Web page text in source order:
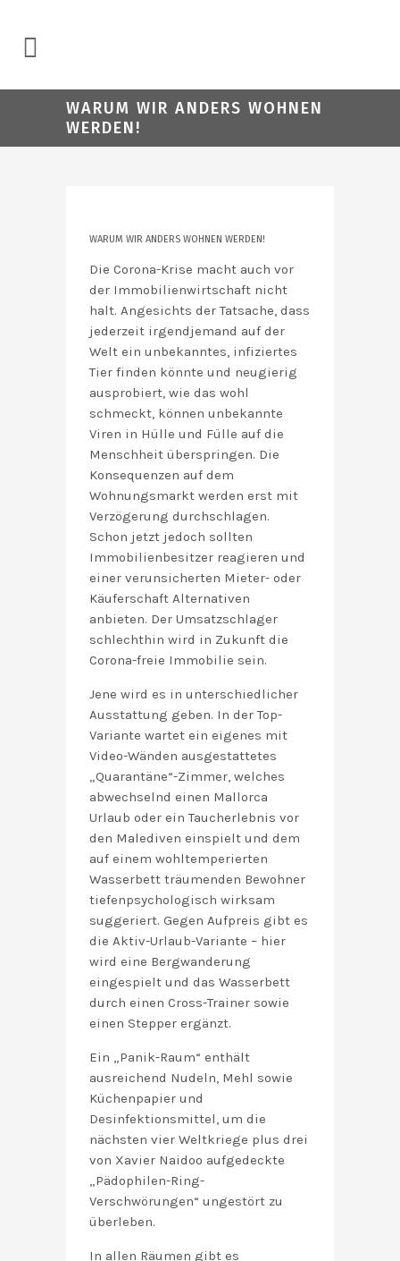
WARUM WIR ANDERS WOHNEN
WERDEN!
WARUM WIR ANDERS WOHNEN WERDEN!
Die Corona-Krise macht auch vor
der Immobilienwirtschaft nicht
halt. Angesichts der Tatsache, dass
jederzeit irgendjemand auf der
Welt ein unbekanntes, infiziertes
Tier finden könnte und neugierig
ausprobiert, wie das wohl
schmeckt, können unbekannte
Viren in Hülle und Fülle auf die
Menschheit überspringen. Die
Konsequenzen auf dem
Wohnungsmarkt werden erst mit
Verzögerung durchschlagen.
Schon jetzt jedoch sollten
Immobilienbesitzer reagieren und
einer verunsicherten Mieter- oder
Käuferschaft Alternativen
anbieten. Der Umsatzschlager
schlechthin wird in Zukunft die
Corona-freie Immobilie sein.
Jene wird es in unterschiedlicher
Ausstattung geben. In der Top-
Variante wartet ein eigenes mit
Video-Wänden ausgestattetes
„Quarantäne“-Zimmer, welches
abwechselnd einen Mallorca
Urlaub oder ein Taucherlebnis vor
den Malediven einspielt und dem
auf einem wohltemperierten
Wasserbett träumenden Bewohner
tiefenpsychologisch wirksam
suggeriert. Gegen Aufpreis gibt es
die Aktiv-Urlaub-Variante – hier
wird eine Bergwanderung
eingespielt und das Wasserbett
durch einen Cross-Trainer sowie
einen Stepper ergänzt.
Ein „Panik-Raum“ enthält
ausreichend Nudeln, Mehl sowie
Küchenpapier und
Desinfektionsmittel, um die
nächsten vier Weltkriege plus drei
von Xavier Naidoo aufgedeckte
„Pädophilen-Ring-
Verschwörungen“ ungestört zu
überleben.
In allen Räumen gibt es